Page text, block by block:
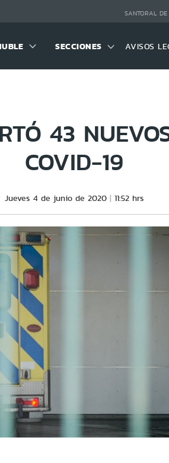
SANTORAL DE
SECCIONES AVISOS
43
COVID-19
Jueves 4 de junio de 2020 11:52 hrs